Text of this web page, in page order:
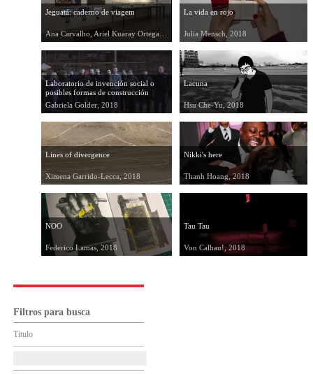
Jeguatá: caderno de viagem La vida en rojo
Julia Mensch, 2018
Laboratorio de invención social o
posibles formas de construcción
colectiva
Gabriela Golder, 2018
Lacuna
Hsu Che-Yu, 2018
Lines of divergence
Ximena Garrido-Lecca, 2018
Nikki's here
Thanh Hoang, 2018
NOO
Federico Lamas, 2018
Tau Tau
Von Calhau!, 2018
Filtros para busca
Título